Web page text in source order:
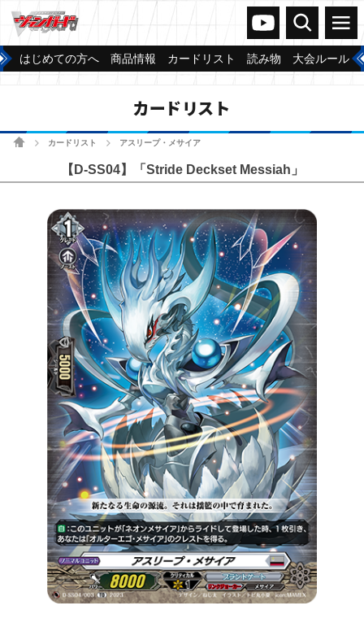
ヴァンガードch
検索 メニュー
はじめての方へ 商品情報 カードリスト 読み物 大会ルール
カードリスト
ホームカードリスト アスリープ・メサイア
【D-SS04】「Stride Deckset Messiah」